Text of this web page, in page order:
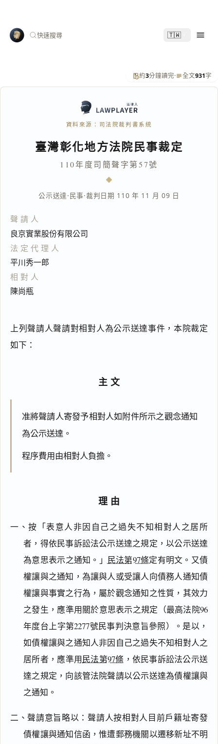
快速搜尋 🇹🇼
約3分鐘讀完· 全文931字
資料來源：司法院裁判書系統
臺灣彰化地方法院民事裁定
110年度司簡聲字第57號
公示送達·民事·裁判日期 110 年 11 月 09 日
聲請人
良京實業股份有限公司
法定代理人
平川秀一郎
相對人
陳尚瓶
上列聲請人聲請對相對人為公示送達事件，本院裁定
如下：
主文
准將聲請人寄發予相對人如附件所示之觀念通知
為公示送達。
程序費用由相對人負擔。
理由
一、按「表意人非因自己之過失不知相對人之居所
者，得依民事訴訟法公示送達之規定，以公示送達
為意思表示之通知。」 民法第97條定有明文。又債
權讓與之通知，為讓與人或受讓人向債務人通知債
權讓與事實之行為，屬於觀念通知之性質，其效力
之發生，應準用關於意思表示之規定（最高法院96
年度台上字第2277號民事判決意旨參照）。是以，
如債權讓與之通知人非因自己之過失不知相對人之
居所者，應準用民法第97條 ，依民事訴訟法公示送
達之規定，向該管法院聲請以公示送達為債權讓與
之通知。
二、聲請意旨略以：聲請人按相對人目前戶籍址寄發
債權讓與通知信函，惟遭郵務機關以遷移新址不明